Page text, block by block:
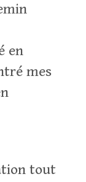
en
mes
tout